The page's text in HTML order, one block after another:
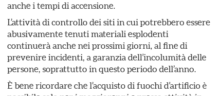
anche i tempi di accensione.
L’attività di controllo dei siti in cui potrebbero essere
abusivamente tenuti materiali esplodenti
continuerà anche nei prossimi giorni, al fine di
prevenire incidenti, a garanzia dell’incolumità delle
persone, soprattutto in questo periodo dell’anno.
È bene ricordare che l’acquisto di fuochi d’artificio è